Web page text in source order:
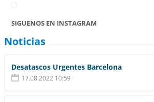
SIGUENOS EN INSTAGRAM
Noticias
Desatascos Urgentes Barcelona
17.08.2022 10:59